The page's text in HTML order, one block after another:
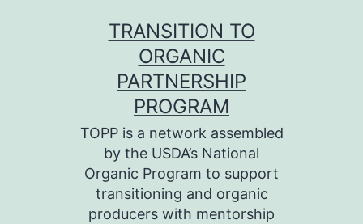
TRANSITION TO
ORGANIC
PARTNERSHIP
PROGRAM
TOPP is a network assembled
by the USDA’s National
Organic Program to support
transitioning and organic
producers with mentorship